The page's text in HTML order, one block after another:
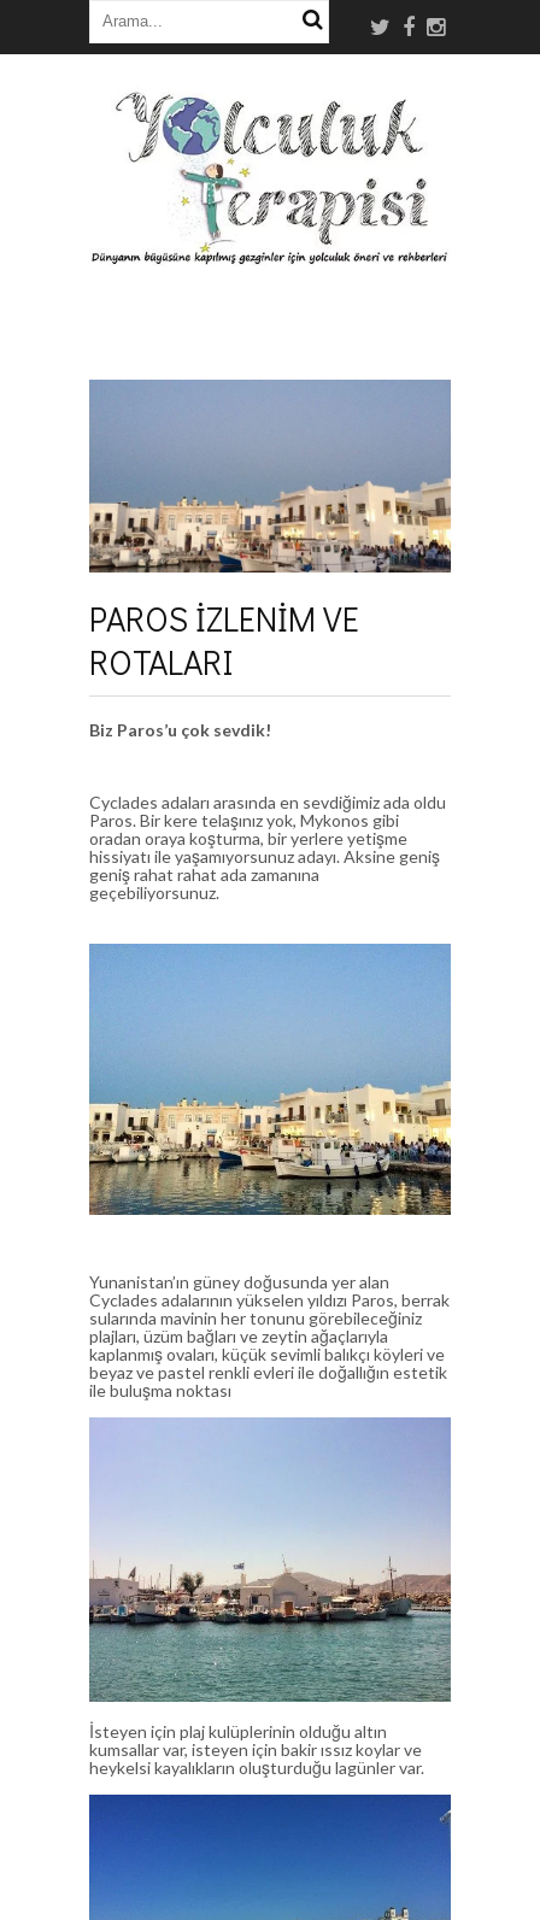
PAROS İZLENİM VE
ROTALARI
Biz Paros’u çok sevdik!
Cyclades adaları arasında en sevdiğimiz ada oldu
Paros. Bir kere telaşınız yok, Mykonos gibi
oradan oraya koşturma, bir yerlere yetişme
hissiyatı ile yaşamıyorsunuz adayı. Aksine geniş
geniş rahat rahat ada zamanına
geçebiliyorsunuz.
Yunanistan’ın güney doğusunda yer alan
Cyclades adalarının yükselen yıldızı Paros, berrak
sularında mavinin her tonunu görebileceğiniz
plajları, üzüm bağları ve zeytin ağaçlarıyla
kaplanmış ovaları, küçük sevimli balıkçı köyleri ve
beyaz ve pastel renkli evleri ile doğallığın estetik
ile buluşma noktası
İsteyen için plaj kulüplerinin olduğu altın
kumsallar var, isteyen için bakir ıssız koylar ve
heykelsi kayalıkların oluşturduğu lagünler var.